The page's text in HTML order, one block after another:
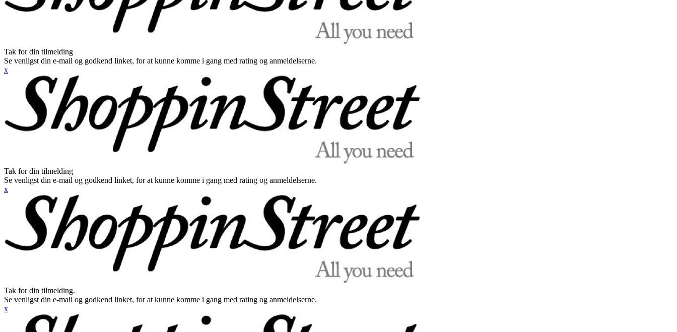
Tak for din tilmelding
Se venligst din e-mail og godkend linket, for at kunne komme i gang med rating og anmeldelserne.
x
Tak for din tilmelding
Se venligst din e-mail og godkend linket, for at kunne komme i gang med rating og anmeldelserne.
x
Tak for din tilmelding.
Se venligst din e-mail og godkend linket, for at kunne komme i gang med rating og anmeldelserne.
x